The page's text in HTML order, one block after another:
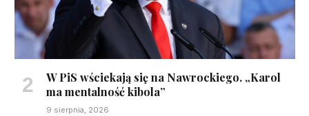
W PiS wściekają się na Nawrockiego. „Karol
ma mentalność kibola”
9 sierpnia, 2026